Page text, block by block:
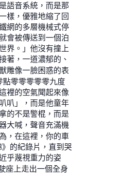
語音系統，而是那
樣，優雅地縮了回
網的多層機械式停
會被傳送到一個泊
界。」他沒有撞上
著，一道濃郁的、
雕像一臉困惑的表
零零零零零九度
裡的空氣聞起來像
叭」，而是他童年
的不是警棍，而是
大喊，聲音充滿機
，在這裡，你的車
的紀錄片，直到哭
乎蔑視重力的姿
座上走出一個全身